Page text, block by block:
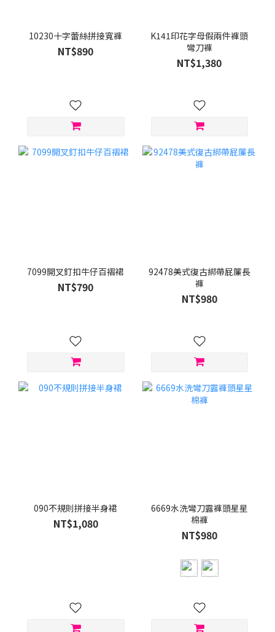
10230十字蕾絲拼接寬褲
NT$890
K141印花字母假兩件褲頭
彎刀褲
NT$1,380
7099開叉釘扣牛仔百褶裙
NT$790
92478美式復古綁帶屁簾長
褲
NT$980
090不規則拼接半身裙
NT$1,080
6669水洗彎刀露褲頭星星
棉褲
NT$980